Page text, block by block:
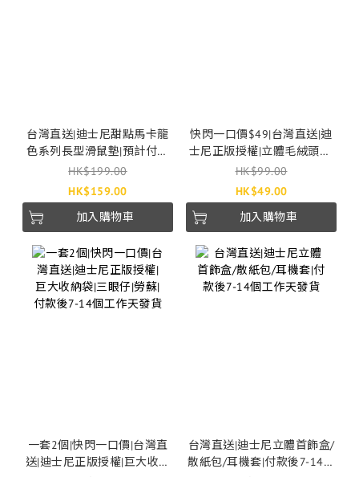
台灣直送|迪士尼甜點馬卡龍
色系列長型滑鼠墊|預計付款
後7-21個工作天發貨
HK$199.00
HK$159.00
加入購物車
快閃一口價$49|台灣直送|迪
士尼正版授權|立體毛絨頭箍|
付款後7-14個工作天發貨
HK$99.00
HK$49.00
加入購物車
一套2個|快閃一口價|台灣直
送|迪士尼正版授權|巨大收納
台灣直送|迪士尼立體首飾盒/
散紙包/耳機套|付款後7-14個